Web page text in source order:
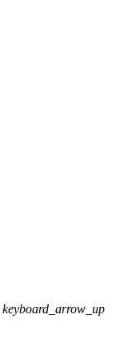
keyboard_arrow_up